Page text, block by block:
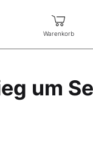
Warenkorb
um